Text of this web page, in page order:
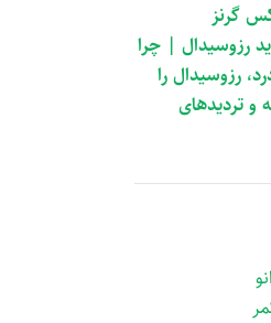
گرنز
رزوسیدال | چرا
رزوسیدال را
و تردیدهای